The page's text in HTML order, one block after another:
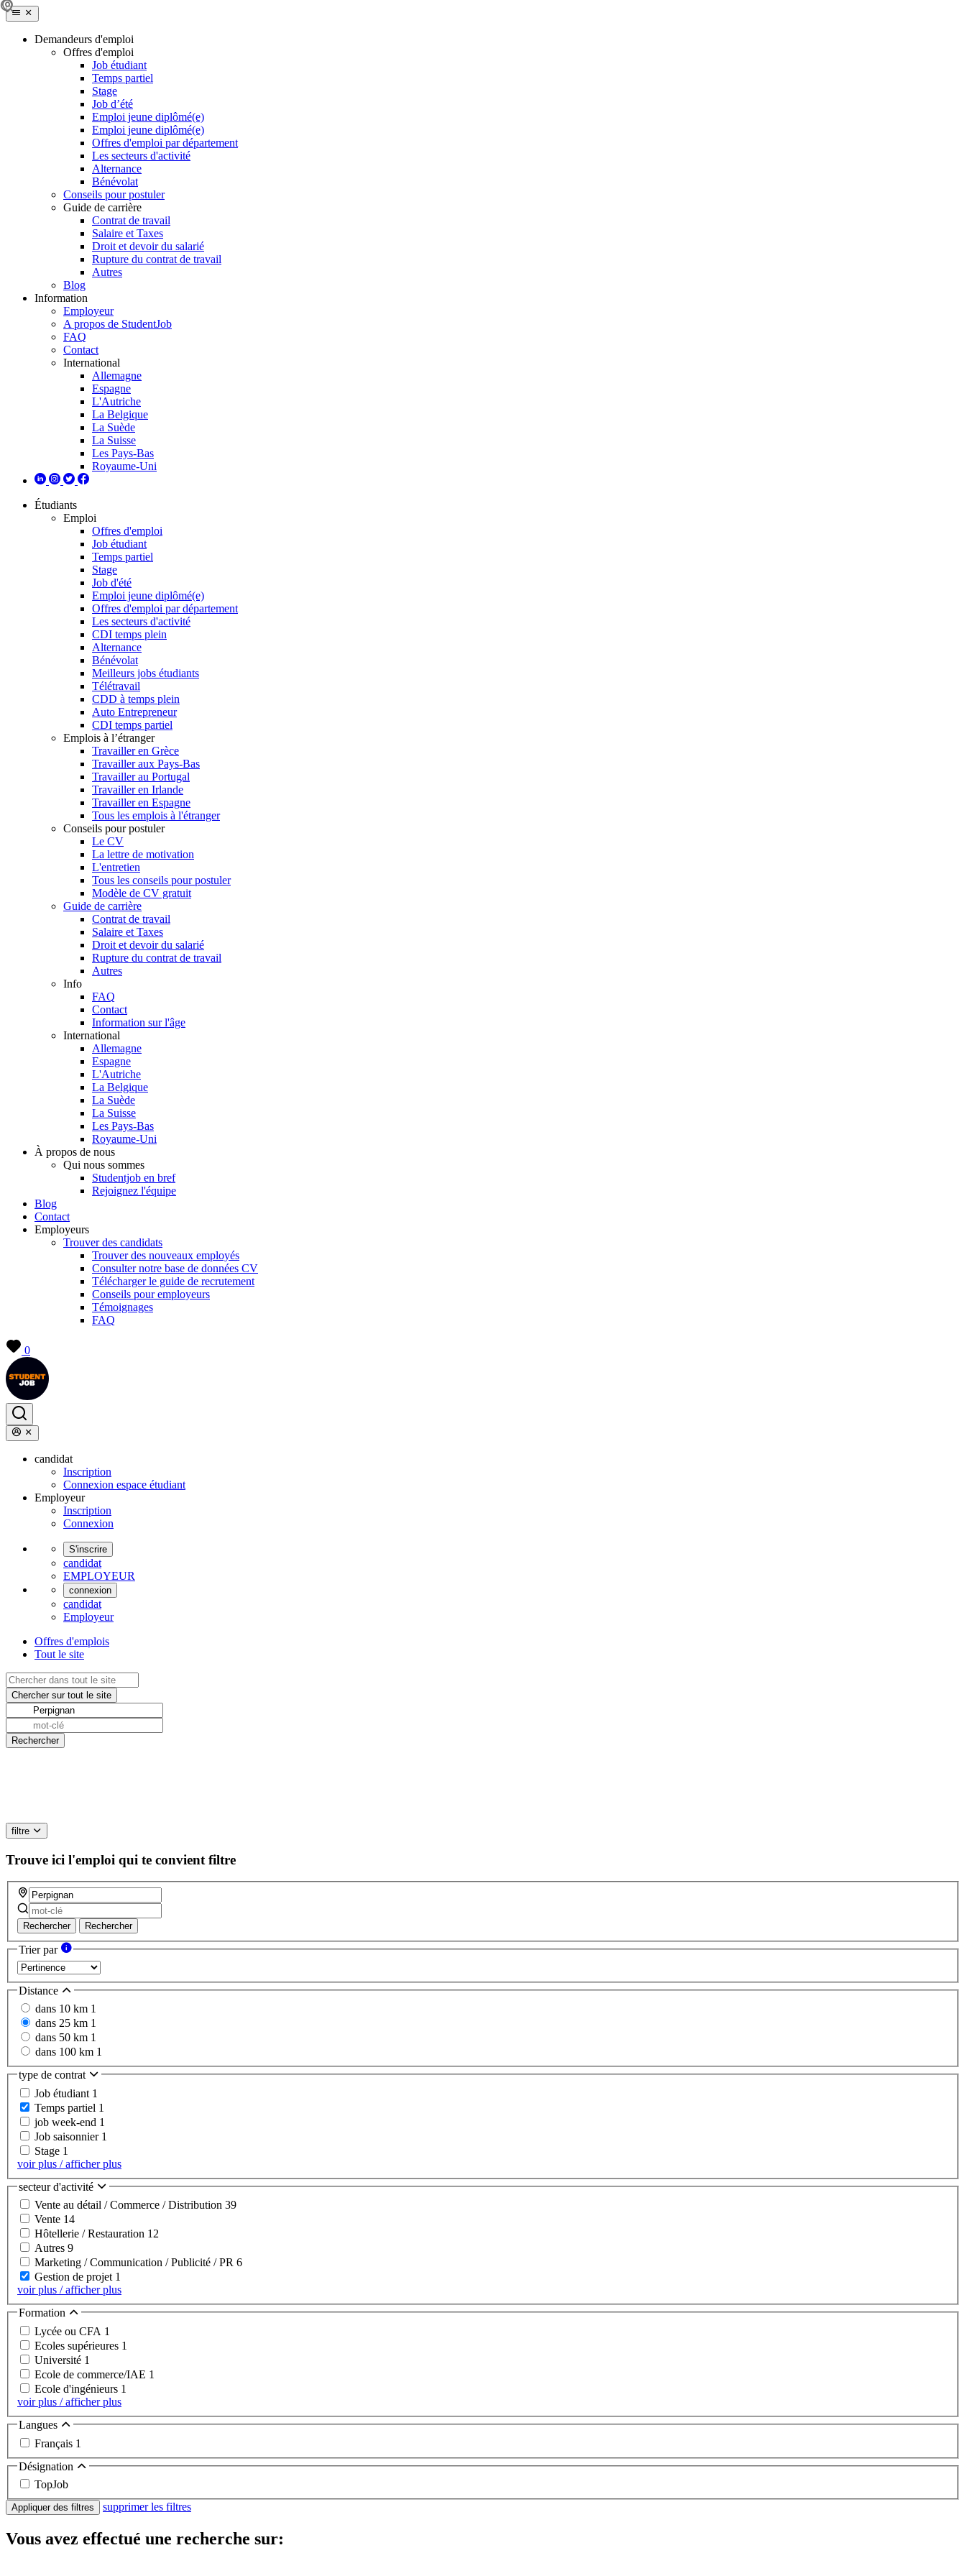
Demandeurs d'emploi
Offres d'emploi
Job étudiant
Temps partiel
Stage
Job d’été
Emploi jeune diplômé(e)
Emploi jeune diplômé(e)
Offres d'emploi par département
Les secteurs d'activité
Alternance
Bénévolat
Conseils pour postuler
Guide de carrière
Contrat de travail
Salaire et Taxes
Droit et devoir du salarié
Rupture du contrat de travail
Autres
Blog
Information
Employeur
A propos de StudentJob
FAQ
Contact
International
Allemagne
Espagne
L'Autriche
La Belgique
La Suède
La Suisse
Les Pays-Bas
Royaume-Uni
Étudiants
Emploi
Offres d'emploi
Job étudiant
Temps partiel
Stage
Job d'été
Emploi jeune diplômé(e)
Offres d'emploi par département
Les secteurs d'activité
CDI temps plein
Alternance
Bénévolat
Meilleurs jobs étudiants
Télétravail
CDD à temps plein
Auto Entrepreneur
CDI temps partiel
Emplois à l’étranger
Travailler en Grèce
Travailler aux Pays-Bas
Travailler au Portugal
Travailler en Irlande
Travailler en Espagne
Tous les emplois à l'étranger
Conseils pour postuler
Le CV
La lettre de motivation
L'entretien
Tous les conseils pour postuler
Modèle de CV gratuit
Guide de carrière
Contrat de travail
Salaire et Taxes
Droit et devoir du salarié
Rupture du contrat de travail
Autres
Info
FAQ
Contact
Information sur l'âge
International
Allemagne
Espagne
L'Autriche
La Belgique
La Suède
La Suisse
Les Pays-Bas
Royaume-Uni
À propos de nous
Qui nous sommes
Studentjob en bref
Rejoignez l'équipe
Blog
Contact
Employeurs
Trouver des candidats
Trouver des nouveaux employés
Consulter notre base de données CV
Télécharger le guide de recrutement
Conseils pour employeurs
Témoignages
FAQ
0
candidat
Inscription
Connexion espace étudiant
Employeur
Inscription
Connexion
S'inscrire
candidat
EMPLOYEUR
connexion
candidat
Employeur
Offres d'emplois
Tout le site
filtre
Trouve ici l'emploi qui te convient filtre
Rechercher Rechercher
Trier par
Distance
dans 10 km 1
dans 25 km 1
dans 50 km 1
dans 100 km 1
type de contrat
Job étudiant 1
Temps partiel 1
job week-end 1
Job saisonnier 1
Stage 1
voir plus / afficher plus
secteur d'activité
Vente au détail / Commerce / Distribution 39
Vente 14
Hôtellerie / Restauration 12
Autres 9
Marketing / Communication / Publicité / PR 6
Gestion de projet 1
voir plus / afficher plus
Formation
Lycée ou CFA 1
Ecoles supérieures 1
Université 1
Ecole de commerce/IAE 1
Ecole d'ingénieurs 1
voir plus / afficher plus
Langues
Français 1
Désignation
TopJob
Appliquer des filtres supprimer les filtres
Vous avez effectué une recherche sur: